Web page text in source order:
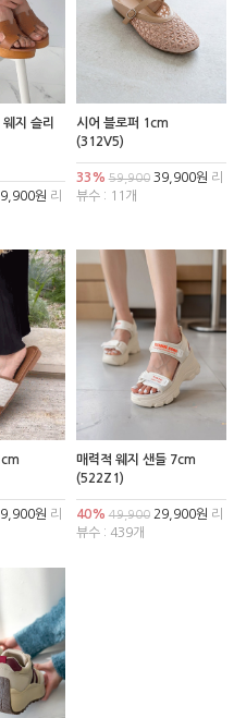
지 슬리
원 리
시어 블로퍼 1cm
(312V5)
33% 59,90039,900원 리
뷰수 : 11개
원 리
매력적 웨지 샌들 7cm
(522Z1)
40% 49,90029,900원 리
뷰수 : 439개